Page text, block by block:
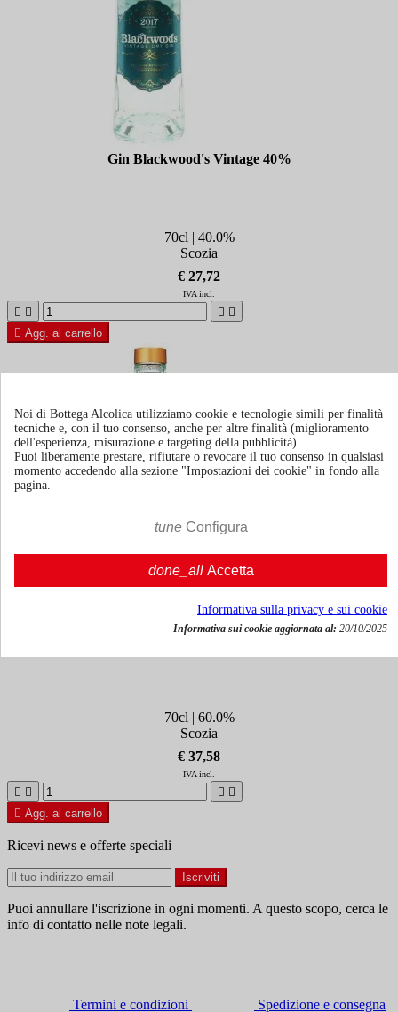
Gin Blackwood's Vintage 40%
70cl | 40.0%
Scozia
€ 27,72
IVA incl.
   
 Agg. al carrello
Gin Blackwood's Vintage 60%
70cl | 60.0%
Scozia
€ 37,58
IVA incl.
   
 Agg. al carrello
Ricevi news e offerte speciali
Puoi annullare l'iscrizione in ogni momenti. A questo scopo, cerca le
info di contatto nelle note legali.
Termini e condizioni Spedizione e consegna
Noi di Bottega Alcolica utilizziamo cookie e tecnologie simili per finalità
tecniche e, con il tuo consenso, anche per altre finalità (miglioramento
dell'esperienza, misurazione e targeting della pubblicità).
Puoi liberamente prestare, rifiutare o revocare il tuo consenso in qualsiasi
momento accedendo alla sezione "Impostazioni dei cookie" in fondo alla
pagina.
tune Configura
done_all Accetta
Informativa sulla privacy e sui cookie
Informativa sui cookie aggiornata al: 20/10/2025